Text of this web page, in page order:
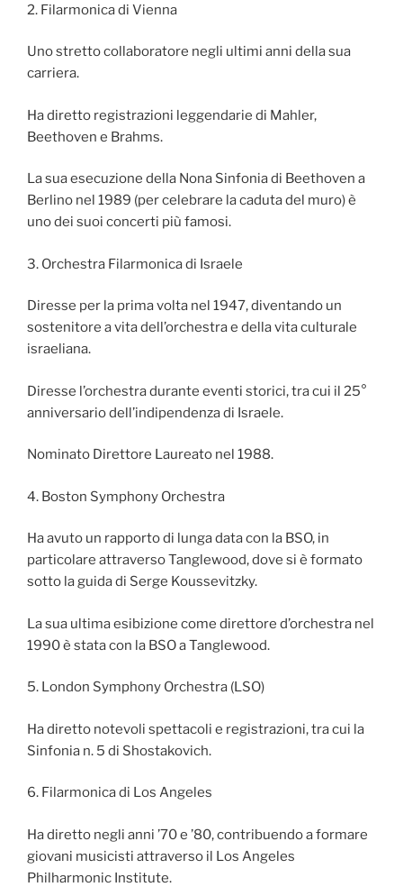
2. Filarmonica di Vienna
Uno stretto collaboratore negli ultimi anni della sua
carriera.
Ha diretto registrazioni leggendarie di Mahler,
Beethoven e Brahms.
La sua esecuzione della Nona Sinfonia di Beethoven a
Berlino nel 1989 (per celebrare la caduta del muro) è
uno dei suoi concerti più famosi.
3. Orchestra Filarmonica di Israele
Diresse per la prima volta nel 1947, diventando un
sostenitore a vita dell’orchestra e della vita culturale
israeliana.
Diresse l’orchestra durante eventi storici, tra cui il 25°
anniversario dell’indipendenza di Israele.
Nominato Direttore Laureato nel 1988.
4. Boston Symphony Orchestra
Ha avuto un rapporto di lunga data con la BSO, in
particolare attraverso Tanglewood, dove si è formato
sotto la guida di Serge Koussevitzky.
La sua ultima esibizione come direttore d’orchestra nel
1990 è stata con la BSO a Tanglewood.
5. London Symphony Orchestra (LSO)
Ha diretto notevoli spettacoli e registrazioni, tra cui la
Sinfonia n. 5 di Shostakovich.
6. Filarmonica di Los Angeles
Ha diretto negli anni ’70 e ’80, contribuendo a formare
giovani musicisti attraverso il Los Angeles
Philharmonic Institute.